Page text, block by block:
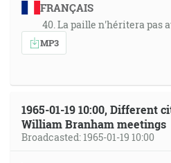
FRANÇAIS
40. La paille n'héritera pas
MP3
1965-01-19 10:00, Different
William Branham meetings
Broadcasted: 1965-01-19 10:00